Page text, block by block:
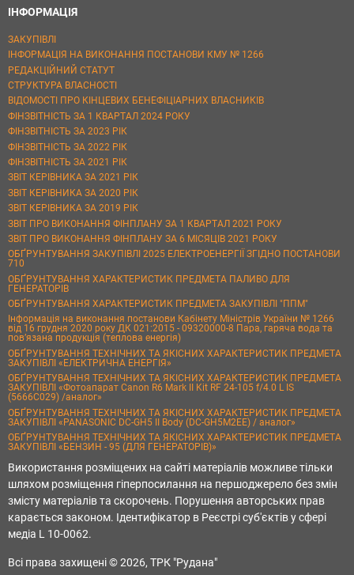
ІНФОРМАЦІЯ
ЗАКУПІВЛІ
ІНФОРМАЦІЯ НА ВИКОНАННЯ ПОСТАНОВИ КМУ № 1266
РЕДАКЦІЙНИЙ СТАТУТ
СТРУКТУРА ВЛАСНОСТІ
ВІДОМОСТІ ПРО КІНЦЕВИХ БЕНЕФІЦІАРНИХ ВЛАСНИКІВ
ФІНЗВІТНІСТЬ ЗА 1 КВАРТАЛ 2024 РОКУ
ФІНЗВІТНІСТЬ ЗА 2023 РІК
ФІНЗВІТНІСТЬ ЗА 2022 РІК
ФІНЗВІТНІСТЬ ЗА 2021 РІК
ЗВІТ КЕРІВНИКА ЗА 2021 РІК
ЗВІТ КЕРІВНИКА ЗА 2020 РІК
ЗВІТ КЕРІВНИКА ЗА 2019 РІК
ЗВІТ ПРО ВИКОНАННЯ ФІНПЛАНУ ЗА 1 КВАРТАЛ 2021 РОКУ
ЗВІТ ПРО ВИКОНАННЯ ФІНПЛАНУ ЗА 6 МІСЯЦІВ 2021 РОКУ
ОБҐРУНТУВАННЯ ЗАКУПІВЛІ 2025 ЕЛЕКТРОЕНЕРГІЇ ЗГІДНО ПОСТАНОВИ
710
ОБҐРУНТУВАННЯ ХАРАКТЕРИСТИК ПРЕДМЕТА ПАЛИВО ДЛЯ
ГЕНЕРАТОРІВ
ОБҐРУНТУВАННЯ ХАРАКТЕРИСТИК ПРЕДМЕТА ЗАКУПІВЛІ "ППМ"
Інформація на виконання постанови Кабінету Міністрів України № 1266
від 16 грудня 2020 року ДК 021:2015 - 09320000-8 Пара, гаряча вода та
пов’язана продукція (теплова енергія)
ОБҐРУНТУВАННЯ ТЕХНІЧНИХ ТА ЯКІСНИХ ХАРАКТЕРИСТИК ПРЕДМЕТА
ЗАКУПІВЛІ «ЕЛЕКТРИЧНА ЕНЕРГІЯ»
ОБҐРУНТУВАННЯ ТЕХНІЧНИХ ТА ЯКІСНИХ ХАРАКТЕРИСТИК ПРЕДМЕТА
ЗАКУПІВЛІ «Фотоапарат Canon R6 Mark II Kit RF 24-105 f/4.0 L IS
(5666C029) /аналог»
ОБҐРУНТУВАННЯ ТЕХНІЧНИХ ТА ЯКІСНИХ ХАРАКТЕРИСТИК ПРЕДМЕТА
ЗАКУПІВЛІ «PANASONIC DC-GH5 II Body (DC-GH5M2EE) / аналог»
ОБҐРУНТУВАННЯ ТЕХНІЧНИХ ТА ЯКІСНИХ ХАРАКТЕРИСТИК ПРЕДМЕТА
ЗАКУПІВЛІ «БЕНЗИН - 95 (ДЛЯ ГЕНЕРАТОРІВ)»
Використання розміщених на сайті матеріалів можливе тільки
шляхом розміщення гіперпосилання на першоджерело без змін
змісту матеріалів та скорочень. Порушення авторських прав
карається законом. Ідентифікатор в Реєстрі суб'єктів у сфері
медіа L 10-0062.
Всі права захищені © 2026, ТРК "Рудана"